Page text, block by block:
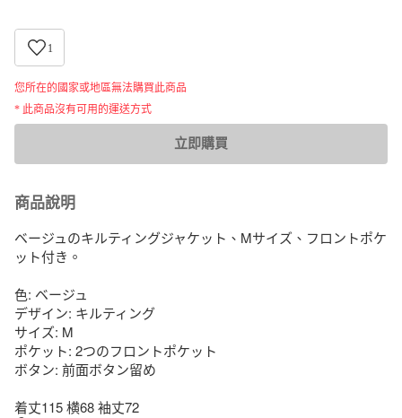
1
您所在的國家或地區無法購買此商品
* 此商品沒有可用的運送方式
立即購買
商品說明
ベージュのキルティングジャケット、Mサイズ、フロントポケ
ット付き。
色: ベージュ
デザイン: キルティング
サイズ: M
ポケット: 2つのフロントポケット
ボタン: 前面ボタン留め
着丈115 横68 袖丈72